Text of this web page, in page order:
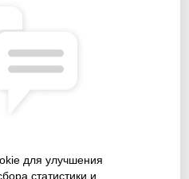
для улучшения
статистики и